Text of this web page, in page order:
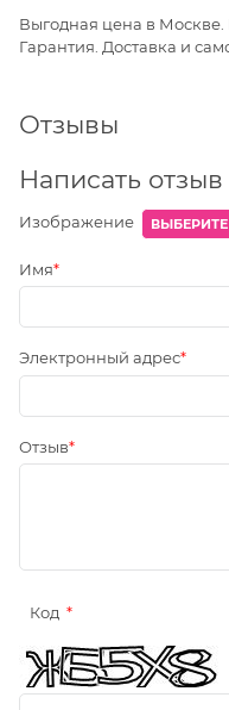
Выгодная цена в
Гарантия. Доставка и
Отзывы
Написать отзыв
Изображение
Имя
Электронный адрес
Отзыв
Код